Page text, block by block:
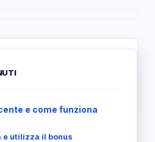
e come funziona
e utilizza il bonus